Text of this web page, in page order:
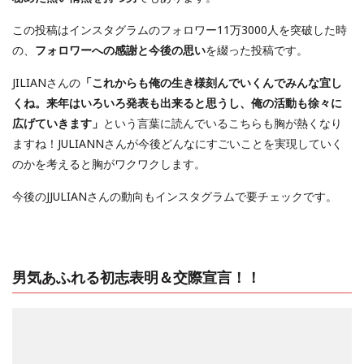
この投稿はインスタグラムのフォロワー11万3000人を突破した時
の、 フォロワーへの感謝と今後の思いを綴った投稿です。
JILIANさんの 「これからも俺の生き様刻んでいくんでみんな宜し
くね。来年はいろいろ発表も出来ると思うし、俺の活動も徐々に
広げていきます」 という言葉に読んでいるこちらも胸が熱くなり
ますね！JULIANNさんが今後どんなにすごいことを実現していく
のかを考えると胸がワクワクします。
今後のJJULIANさんの動向もインスタグラムで要チェックです。
男気あふれる初志表明＆交際宣言！！